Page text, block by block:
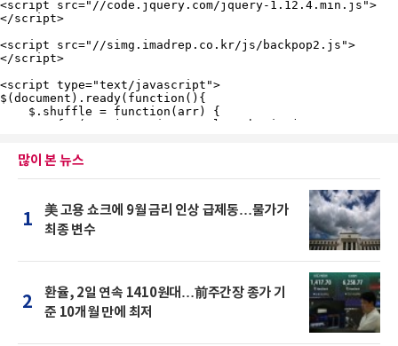
많이 본 뉴스
1
美 고용 쇼크에 9월 금리 인상 급제동…물가가
최종 변수
2
환율, 2일 연속 1410원대…前주간장 종가 기
준 10개월 만에 최저